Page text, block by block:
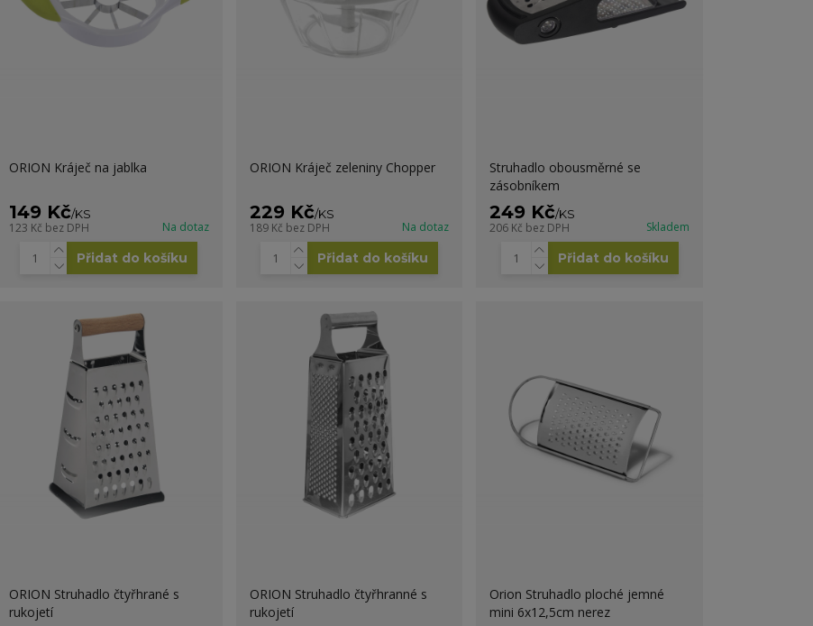
ORION Kráječ na jablka
149 Kč/KS
123 Kč bez DPH Na dotaz
Přidat do košíku
ORION Kráječ zeleniny Chopper
229 Kč/KS
189 Kč bez DPH Na dotaz
Přidat do košíku
Struhadlo obousměrné se
zásobníkem
249 Kč/KS
206 Kč bez DPH Skladem
Přidat do košíku
ORION Struhadlo čtyřhrané s
rukojetí
ORION Struhadlo čtyřhranné s
rukojetí
Orion Struhadlo ploché jemné
mini 6x12,5cm nerez